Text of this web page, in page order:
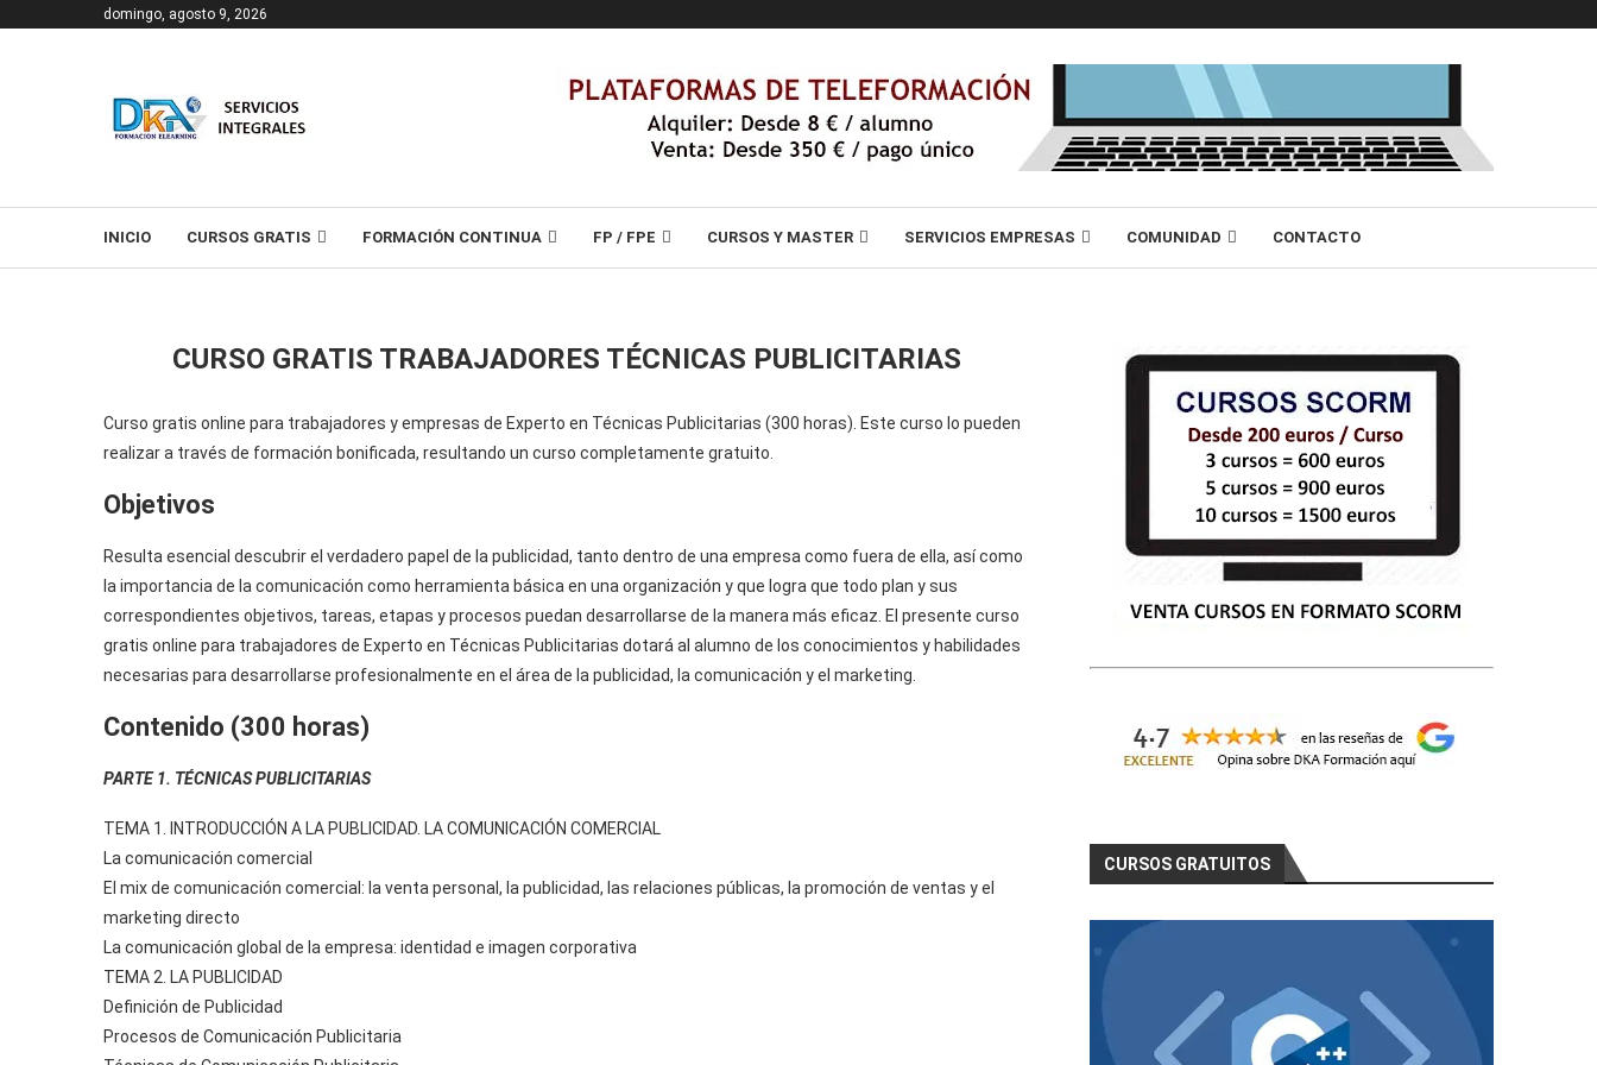
domingo, agosto 9, 2026
INICIO CURSOS GRATIS FORMACIÓN CONTINUA FP / FPE CURSOS Y MASTER SERVICIOS EMPRESAS COMUNIDAD CONTACTO
CURSO GRATIS TRABAJADORES TÉCNICAS PUBLICITARIAS
Curso gratis online para trabajadores y empresas de Experto en Técnicas Publicitarias (300 horas). Este curso lo pueden
realizar a través de formación bonificada, resultando un curso completamente gratuito.
Objetivos
Resulta esencial descubrir el verdadero papel de la publicidad, tanto dentro de una empresa como fuera de ella, así como
la importancia de la comunicación como herramienta básica en una organización y que logra que todo plan y sus
correspondientes objetivos, tareas, etapas y procesos puedan desarrollarse de la manera más eficaz. El presente curso
gratis online para trabajadores de Experto en Técnicas Publicitarias dotará al alumno de los conocimientos y habilidades
necesarias para desarrollarse profesionalmente en el área de la publicidad, la comunicación y el marketing.
Contenido (300 horas)
PARTE 1. TÉCNICAS PUBLICITARIAS
TEMA 1. INTRODUCCIÓN A LA PUBLICIDAD. LA COMUNICACIÓN COMERCIAL
La comunicación comercial
El mix de comunicación comercial: la venta personal, la publicidad, las relaciones públicas, la promoción de ventas y el
marketing directo
La comunicación global de la empresa: identidad e imagen corporativa
TEMA 2. LA PUBLICIDAD
Definición de Publicidad
Procesos de Comunicación Publicitaria
CURSOS GRATUITOS